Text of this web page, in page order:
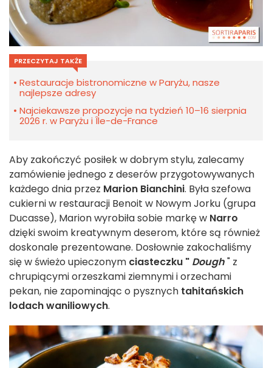
PRZECZYTAJ TAKŻE
Restauracje bistronomiczne w Paryżu, nasze
najlepsze adresy
Najciekawsze propozycje na tydzień 10–16 sierpnia
2026 r. w Paryżu i Île-de-France
Aby zakończyć posiłek w dobrym stylu, zalecamy
zamówienie jednego z deserów przygotowywanych
każdego dnia przez Marion Bianchini. Była szefowa
cukierni w restauracji Benoit w Nowym Jorku (grupa
Ducasse), Marion wyrobiła sobie markę w Narro
dzięki swoim kreatywnym deserom, które są również
doskonale prezentowane. Dosłownie zakochaliśmy
się w świeżo upieczonym ciasteczku " Dough" z
chrupiącymi orzeszkami ziemnymi i orzechami
pekan, nie zapominając o pysznych tahitańskich
lodach waniliowych.